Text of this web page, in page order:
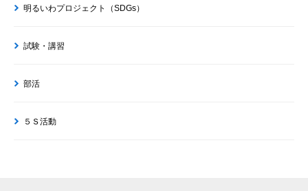
明るいわプロジェクト（SDGs）
試験・講習
部活
５Ｓ活動